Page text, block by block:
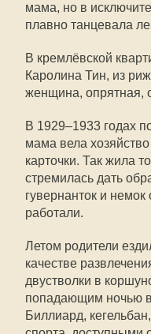
мама, но в
плавно танцевала
В кремлёвской
Каролина Тин, из
женщина, опрятная,
В 1929–1933 годах
мама вела
карточки. Так жила
стремилась дать
гувернанток и
работали.
Летом родители
качестве
двустволки в
попадающим ночью
Биллиард,